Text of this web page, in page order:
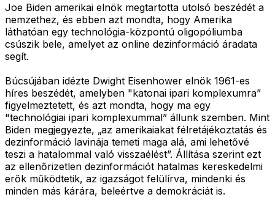
Joe Biden amerikai elnök megtartotta utolsó beszédét a
nemzethez, és ebben azt mondta, hogy Amerika
láthatóan egy technológia-központú oligopóliumba
csúszik bele, amelyet az online dezinformáció áradata
segít.
Búcsújában idézte Dwight Eisenhower elnök 1961-es
híres beszédét, amelyben "katonai ipari komplexumra”
figyelmeztetett, és azt mondta, hogy ma egy
"technológiai ipari komplexummal” állunk szemben. Mint
Biden megjegyezte, „az amerikaiakat félretájékoztatás és
dezinformáció lavinája temeti maga alá, ami lehetővé
teszi a hatalommal való visszaélést”. Állítása szerint ezt
az ellenőrizetlen dezinformációt hatalmas kereskedelmi
erők működtetik, az igazságot felülírva, mindenki és
minden más kárára, beleértve a demokráciát is.